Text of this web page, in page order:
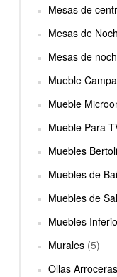
Mesas de
Mesas de
Mesas de
Mueble
Mueble
Mueble Para
Muebles
Muebles de
Muebles de
Muebles
Murales (5)
Ollas Arroceras